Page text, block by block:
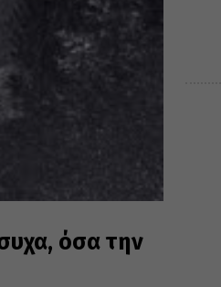
όσα την